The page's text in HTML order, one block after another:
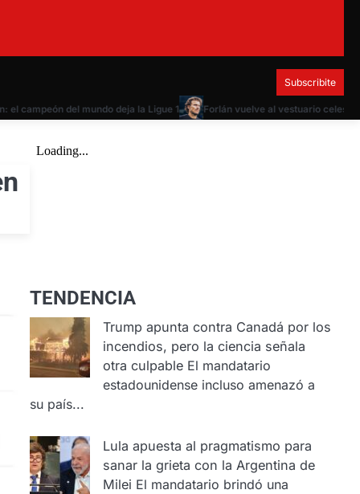
Subscribite
del mundo deja la Ligue 1 Forlán vuelve al vestuario celeste
TENDENCIA
Trump apunta contra Canadá por los
incendios, pero la ciencia señala
otra culpable El mandatario
estadounidense incluso amenazó a
su país...
Lula apuesta al pragmatismo para
sanar la grieta con la Argentina de
Milei El mandatario brindó una